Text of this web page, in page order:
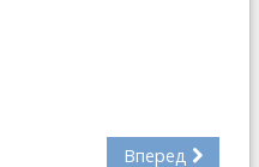
Вперед